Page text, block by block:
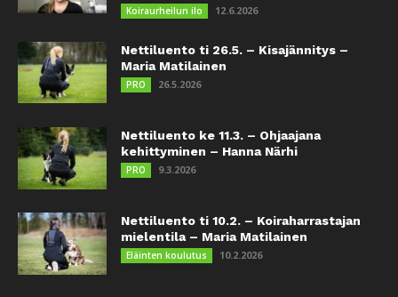
Koiraurheilun ilo 12.6.2026
Nettiluento ti 26.5. – Kisajännitys –
Maria Matilainen
PRO 26.5.2026
Nettiluento ke 11.3. – Ohjaajana
kehittyminen – Hanna Närhi
PRO 9.3.2026
Nettiluento ti 10.2. – Koiraharrastajan
mielentila – Maria Matilainen
Eläinten koulutus 10.2.2026